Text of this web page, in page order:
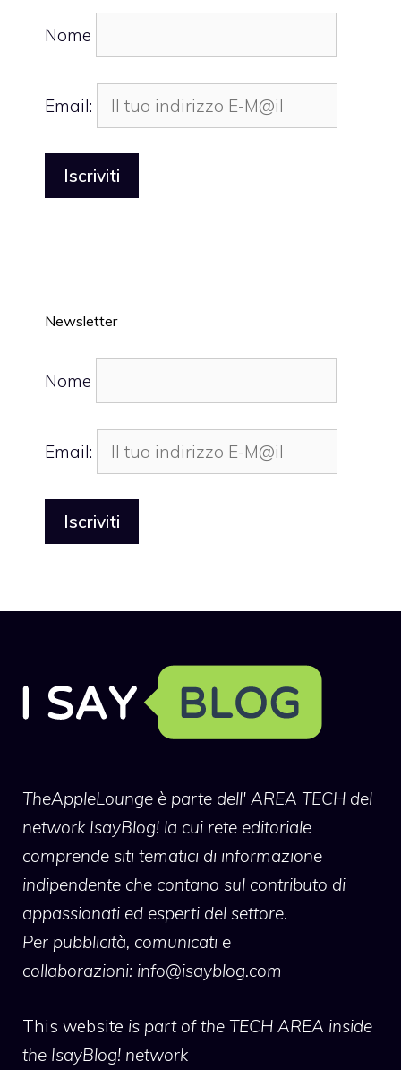
Nome
Email:
Newsletter
Nome
Email:
TheAppleLounge è parte dell' AREA TECH del
network IsayBlog! la cui rete editoriale
comprende siti tematici di informazione
indipendente che contano sul contributo di
appassionati ed esperti del settore.
Per pubblicità, comunicati e
collaborazioni: info@isayblog.com
This website is part of the TECH AREA inside
the IsayBlog! network